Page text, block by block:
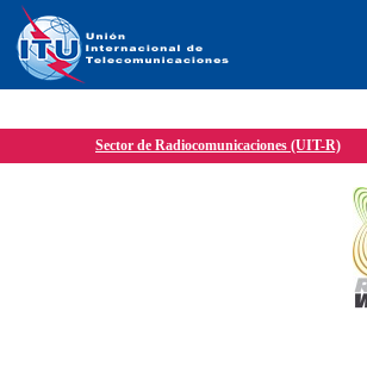
Sector de Radiocomunicaciones (UIT-R)